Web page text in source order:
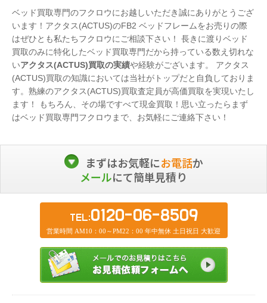
ベッド買取専門のフクロウにお越しいただき誠にありがとうござ
います！アクタス(ACTUS)のFB2 ベッドフレームをお売りの際
はぜひとも私たちフクロウにご相談下さい！ 長きに渡りベッド
買取のみに特化したベッド買取専門だから持っている数え切れな
いアクタス(ACTUS)買取の実績や経験がございます。 アクタス
(ACTUS)買取の知識においては当社がトップだと自負しておりま
す。熟練のアクタス(ACTUS)買取査定員が高価買取を実現いたし
ます！ もちろん、その場ですべて現金買取！思い立ったらまず
はベッド買取専門フクロウまで、お気軽にご連絡下さい！
まずはお気軽にお電話か
メールにて簡単見積り
TEL:0120-06-8509
営業時間 AM10：00～PM22：00 年中無休 土日祝日 大歓迎